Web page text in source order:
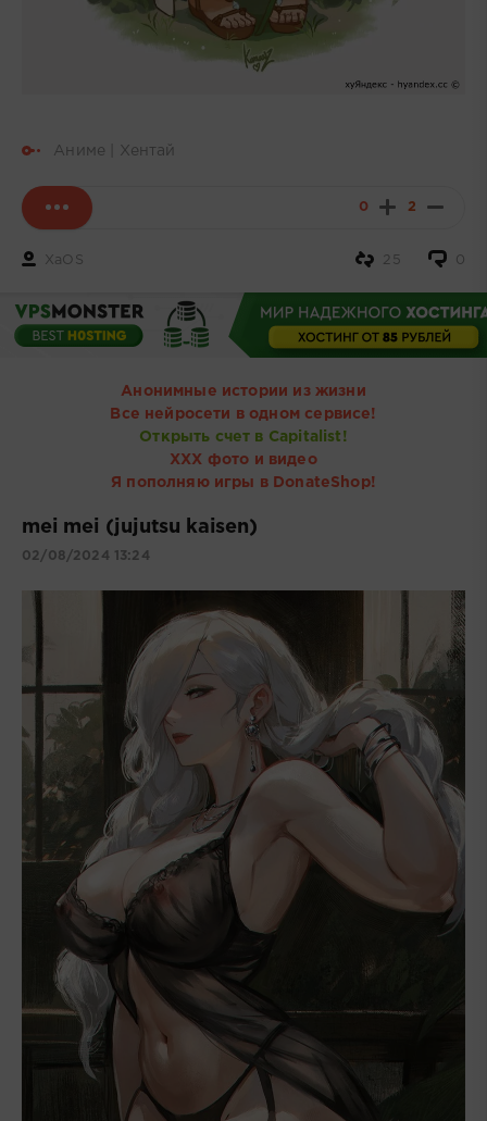
Аниме | Хентай
0 2
XaOS 0
25
Анонимные истории из жизни
Все нейросети в одном сервисе!
Открыть счет в Capitalist!
ХХХ фото и видео
Я пополняю игры в DonateShop!
mei mei (jujutsu kaisen)
02/08/2024 13:24